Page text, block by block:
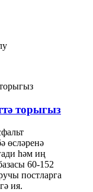
торыгыз
өсләренә
һәм иң
60-152
постларга
ия.